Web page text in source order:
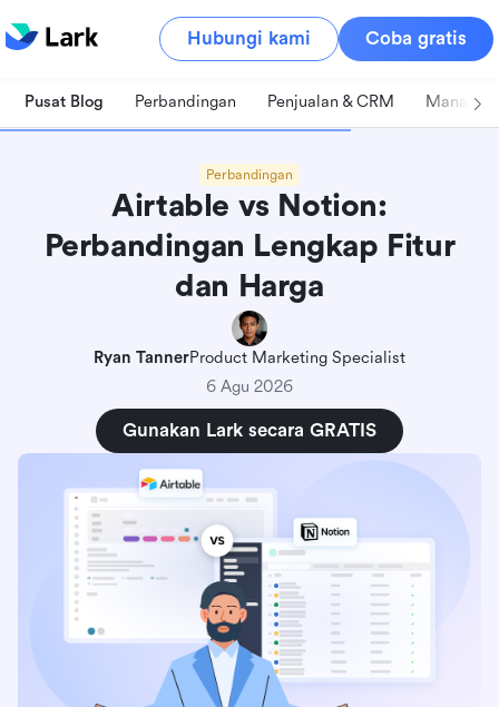
Hubungi kami Coba gratis
Pusat Blog Perbandingan Penjualan & CRM
Perbandingan
Airtable vs Notion:
Perbandingan Lengkap Fitur
dan Harga
Ryan TannerProduct Marketing Specialist
6 Agu 2026
Gunakan Lark secara GRATIS